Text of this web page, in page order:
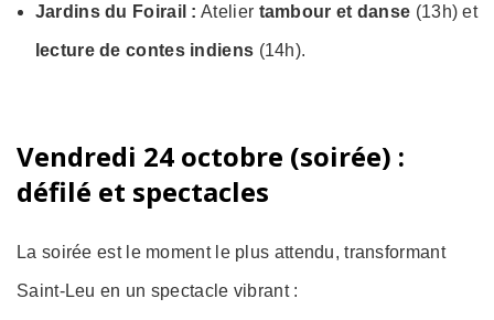
Jardins du Foirail : Atelier tambour et danse (13h) et
lecture de contes indiens (14h).
Vendredi 24 octobre (soirée) :
défilé et spectacles
La soirée est le moment le plus attendu, transformant
Saint-Leu en un spectacle vibrant :